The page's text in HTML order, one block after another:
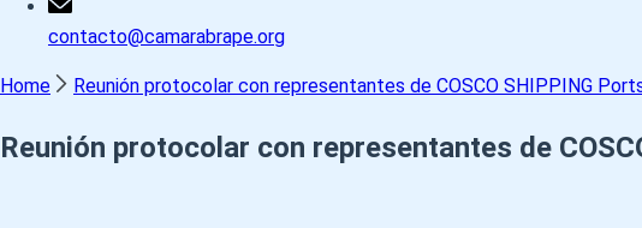
contacto@camarabrape.org
Home Reunión protocolar con representantes de COSCO SHIPPING
Reunión protocolar con representantes de